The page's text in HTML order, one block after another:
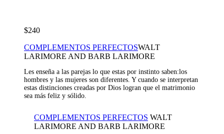
$240
COMPLEMENTOS PERFECTOSWALT
LARIMORE AND BARB LARIMORE
Les enseña a las parejas lo que estas por instinto saben:los
hombres y las mujeres son diferentes. Y cuando se interpretan
estas distinciones creadas por Dios logran que el matrimonio
sea más feliz y sólido.
COMPLEMENTOS PERFECTOS WALT
LARIMORE AND BARB LARIMORE